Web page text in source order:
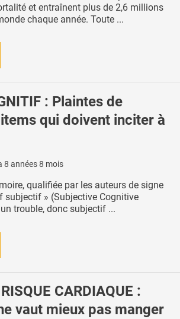
et entraînent plus de 2,6 millions
chaque année. Toute ...
: Plaintes de
qui doivent inciter à
8 années 8 mois
qualifiée par les auteurs de signe
subjectif » (Subjective Cognitive
trouble, donc subjectif ...
CARDIAQUE :
vaut mieux pas manger